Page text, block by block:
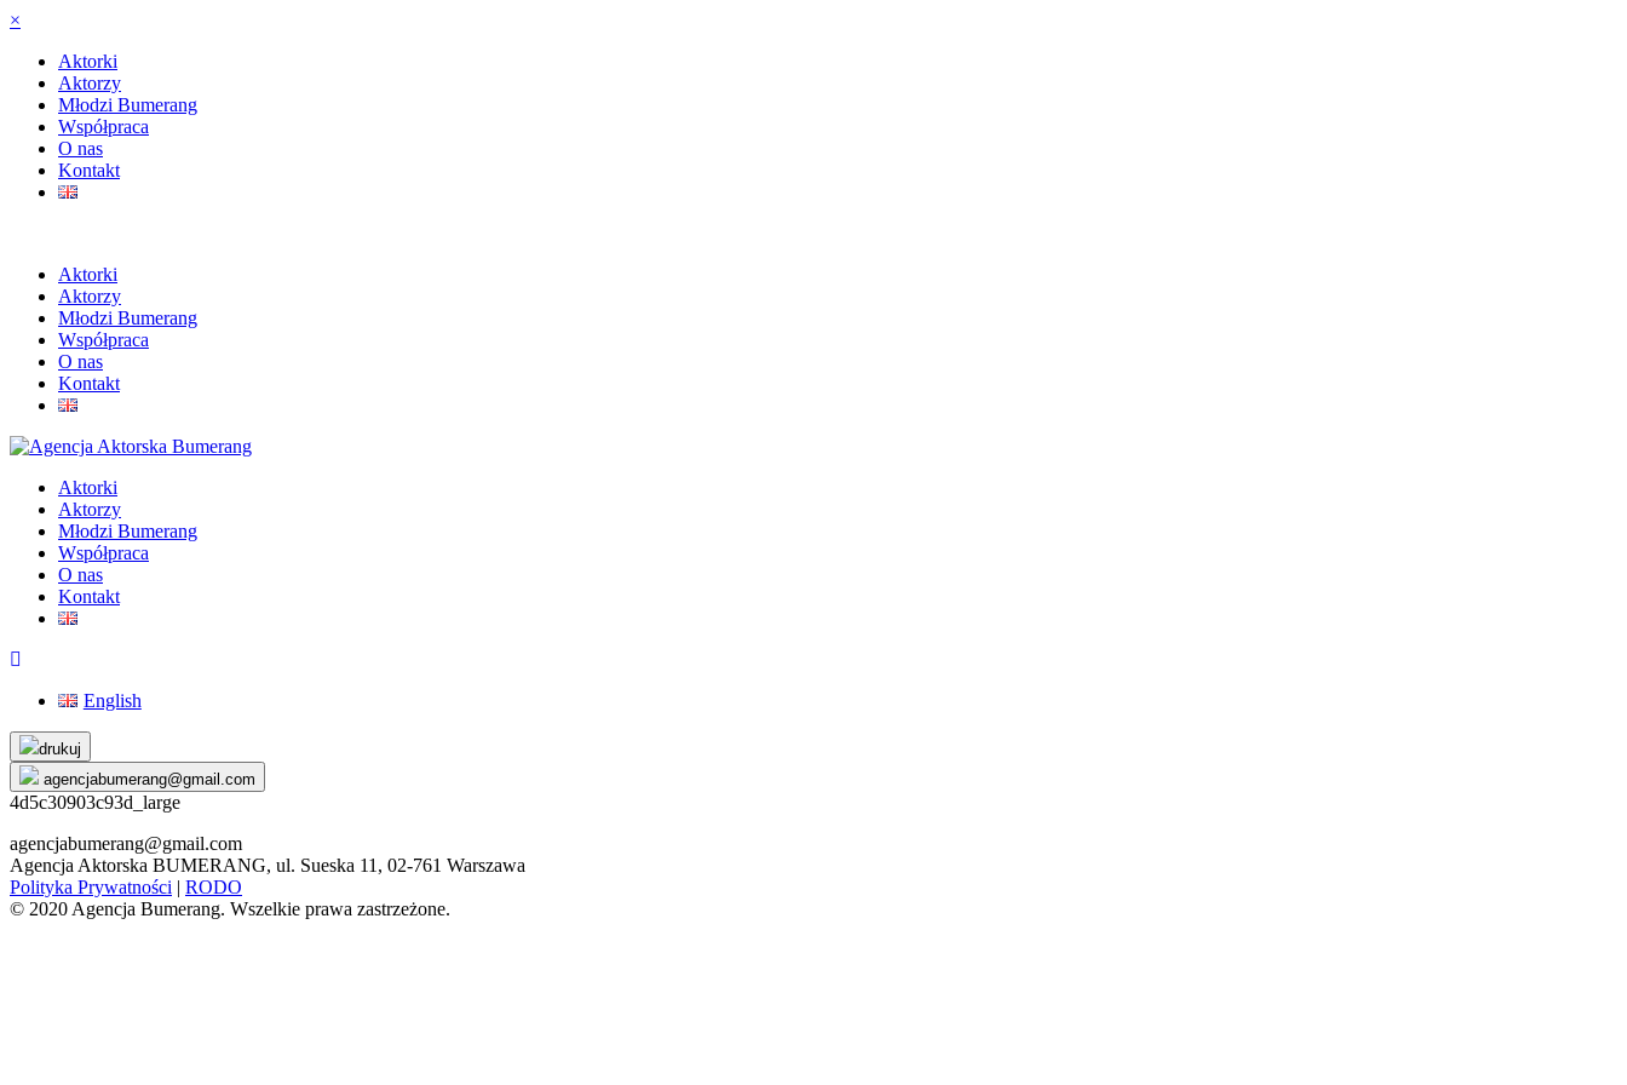
×
Aktorki
Aktorzy
Młodzi Bumerang
Współpraca
O nas
Kontakt
Aktorki
Aktorzy
Młodzi Bumerang
Współpraca
O nas
Kontakt
Aktorki
Aktorzy
Młodzi Bumerang
Współpraca
O nas
Kontakt
English
Skip
to
content
drukuj
agencjabumerang@gmail.com
4d5c30903c93d_large
agencjabumerang@gmail.com
Agencja Aktorska BUMERANG, ul. Sueska 11, 02-761 Warszawa
Polityka Prywatności | RODO
© 2020 Agencja Bumerang. Wszelkie prawa zastrzeżone.